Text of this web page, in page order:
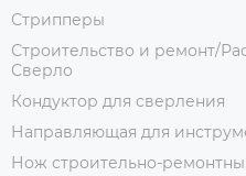
Стрипперы
Строительство и ремонт/
Сверло
Кондуктор для сверления
Направляющая для
Нож строительно-